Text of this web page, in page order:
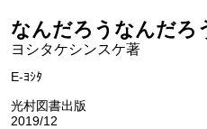
なんだろうなんだろ
ヨシタケシンスケ著
E-ﾖｼﾀ
光村図書出版
2019/12